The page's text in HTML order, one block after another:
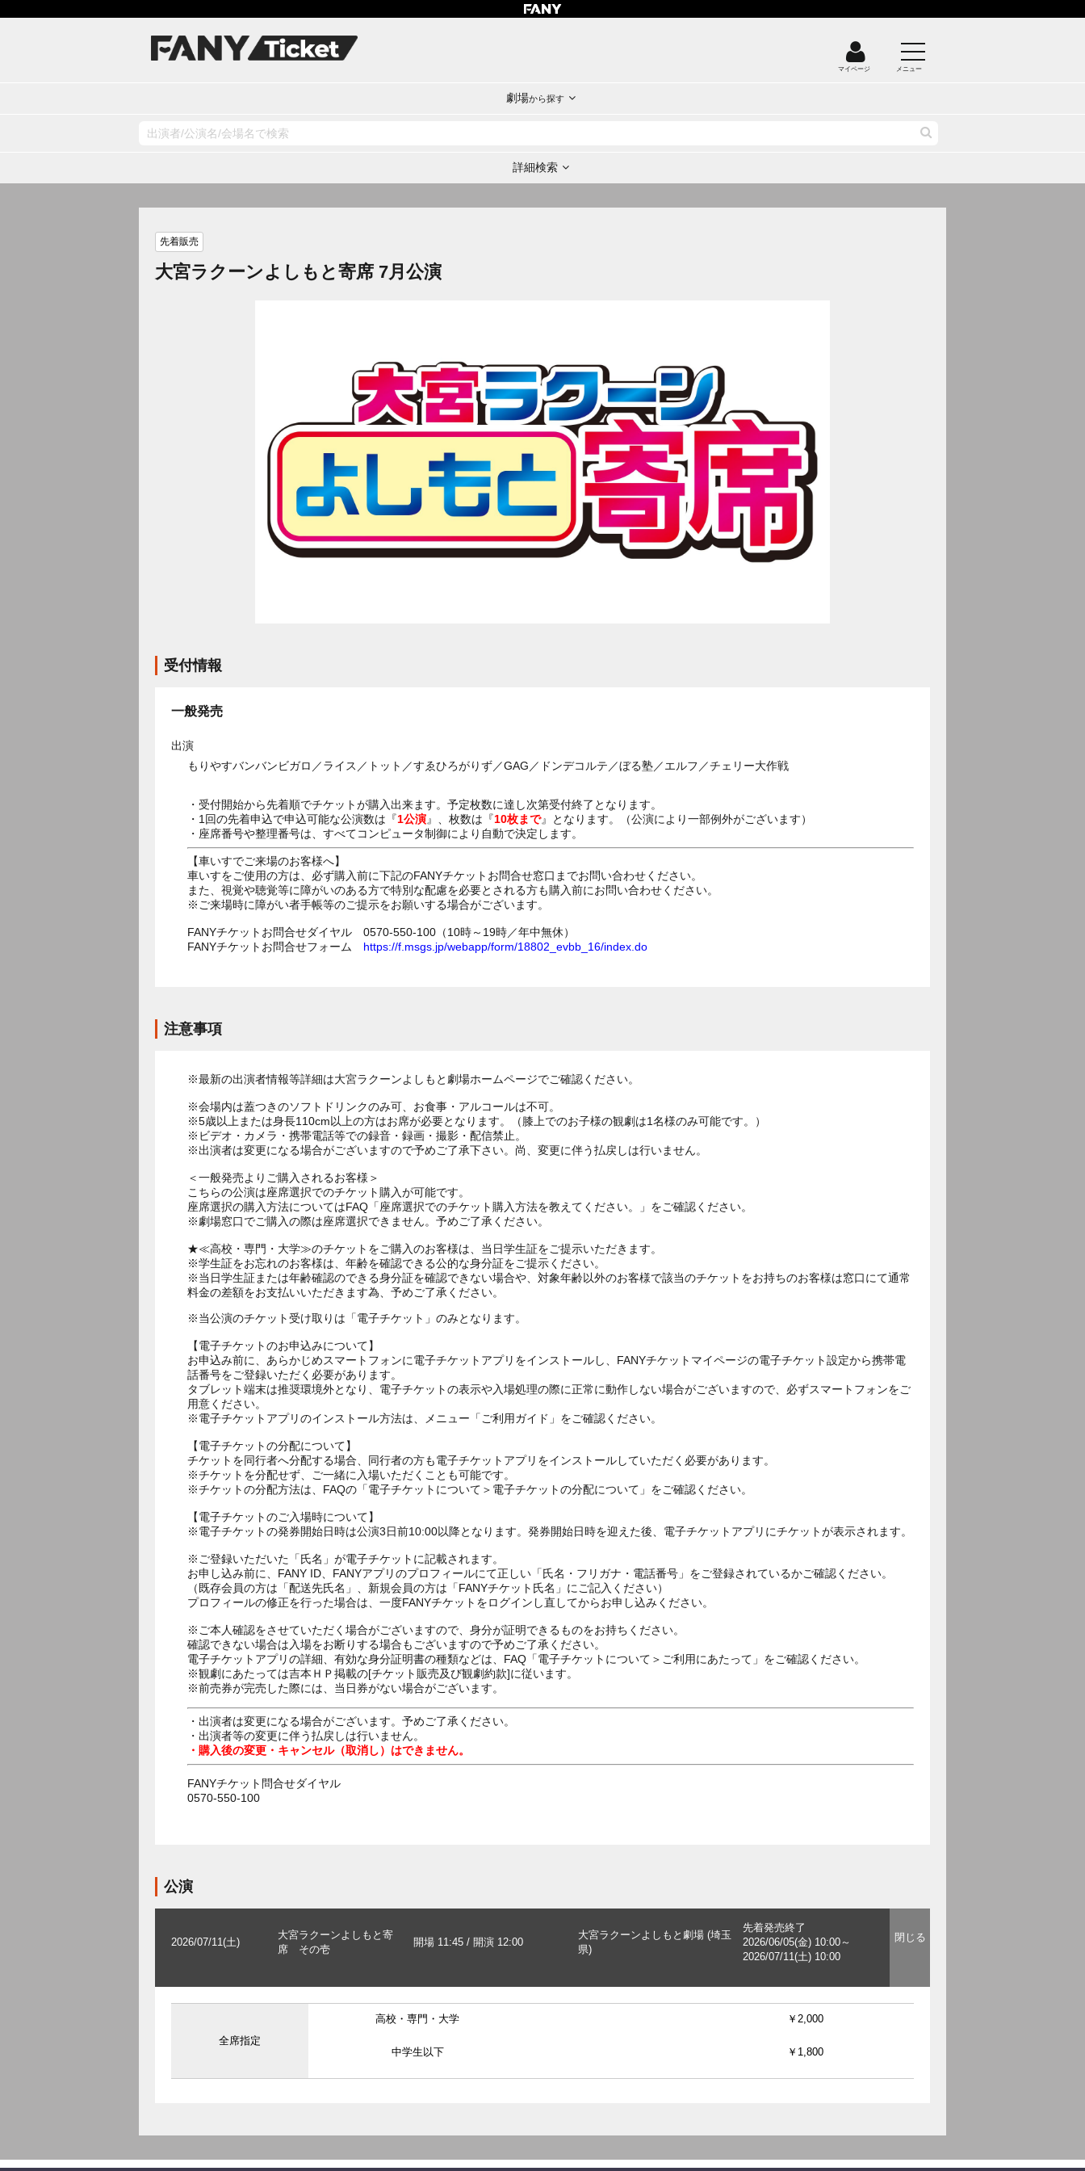
マイページ メニュー
劇場から探す
詳細検索
先着販売
大宮ラクーンよしもと寄席 7月公演
受付情報
一般発売
出演
もりやすバンバンビガロ／ライス／トット／すゑひろがりず／GAG／ドンデコルテ／ぼる塾／エルフ／チェリー大作戦
・受付開始から先着順でチケットが購入出来ます。予定枚数に達し次第受付終了となります。
・1回の先着申込で申込可能な公演数は『1公演』、枚数は『10枚まで』となります。（公演により一部例外がございます）
・座席番号や整理番号は、すべてコンピュータ制御により自動で決定します。
【車いすでご来場のお客様へ】
車いすをご使用の方は、必ず購入前に下記のFANYチケットお問合せ窓口までお問い合わせください。
また、視覚や聴覚等に障がいのある方で特別な配慮を必要とされる方も購入前にお問い合わせください。
※ご来場時に障がい者手帳等のご提示をお願いする場合がございます。
FANYチケットお問合せダイヤル 0570-550-100（10時～19時／年中無休）
FANYチケットお問合せフォーム https://f.msgs.jp/webapp/form/18802_evbb_16/index.do
注意事項
※最新の出演者情報等詳細は大宮ラクーンよしもと劇場ホームページでご確認ください。
※会場内は蓋つきのソフトドリンクのみ可、お食事・アルコールは不可。
※5歳以上または身長110cm以上の方はお席が必要となります。（膝上でのお子様の観劇は1名様のみ可能です。）
※ビデオ・カメラ・携帯電話等での録音・録画・撮影・配信禁止。
※出演者は変更になる場合がございますので予めご了承下さい。尚、変更に伴う払戻しは行いません。
＜一般発売よりご購入されるお客様＞
こちらの公演は座席選択でのチケット購入が可能です。
座席選択の購入方法についてはFAQ「座席選択でのチケット購入方法を教えてください。」をご確認ください。
※劇場窓口でご購入の際は座席選択できません。予めご了承ください。
★≪高校・専門・大学≫のチケットをご購入のお客様は、当日学生証をご提示いただきます。
※学生証をお忘れのお客様は、年齢を確認できる公的な身分証をご提示ください。
※当日学生証または年齢確認のできる身分証を確認できない場合や、対象年齢以外のお客様で該当のチケットをお持ちのお客様は窓口にて通常
料金の差額をお支払いいただきます為、予めご了承ください。
※当公演のチケット受け取りは「電子チケット」のみとなります。
【電子チケットのお申込みについて】
お申込み前に、あらかじめスマートフォンに電子チケットアプリをインストールし、FANYチケットマイページの電子チケット設定から携帯電
話番号をご登録いただく必要があります。
タブレット端末は推奨環境外となり、電子チケットの表示や入場処理の際に正常に動作しない場合がございますので、必ずスマートフォンをご
用意ください。
※電子チケットアプリのインストール方法は、メニュー「ご利用ガイド」をご確認ください。
【電子チケットの分配について】
チケットを同行者へ分配する場合、同行者の方も電子チケットアプリをインストールしていただく必要があります。
※チケットを分配せず、ご一緒に入場いただくことも可能です。
※チケットの分配方法は、FAQの「電子チケットについて＞電子チケットの分配について」をご確認ください。
【電子チケットのご入場時について】
※電子チケットの発券開始日時は公演3日前10:00以降となります。発券開始日時を迎えた後、電子チケットアプリにチケットが表示されます。
※ご登録いただいた「氏名」が電子チケットに記載されます。
お申し込み前に、FANY ID、FANYアプリのプロフィールにて正しい「氏名・フリガナ・電話番号」をご登録されているかご確認ください。
（既存会員の方は「配送先氏名」、新規会員の方は「FANYチケット氏名」にご記入ください）
プロフィールの修正を行った場合は、一度FANYチケットをログインし直してからお申し込みください。
※ご本人確認をさせていただく場合がございますので、身分が証明できるものをお持ちください。
確認できない場合は入場をお断りする場合もございますので予めご了承ください。
電子チケットアプリの詳細、有効な身分証明書の種類などは、FAQ「電子チケットについて＞ご利用にあたって」をご確認ください。
※観劇にあたっては吉本ＨＰ掲載の[チケット販売及び観劇約款]に従います。
※前売券が完売した際には、当日券がない場合がございます。
・出演者は変更になる場合がございます。予めご了承ください。
・出演者等の変更に伴う払戻しは行いません。
・購入後の変更・キャンセル（取消し）はできません。
FANYチケット問合せダイヤル
0570-550-100
公演
2026/07/11(土)
大宮ラクーンよしもと寄
席 その壱
開場 11:45 / 開演 12:00
大宮ラクーンよしもと劇場 (埼玉
県)
先着発売終了
2026/06/05(金) 10:00～
2026/07/11(土) 10:00
全席指定
高校・専門・大学 ￥2,000
中学生以下 ￥1,800